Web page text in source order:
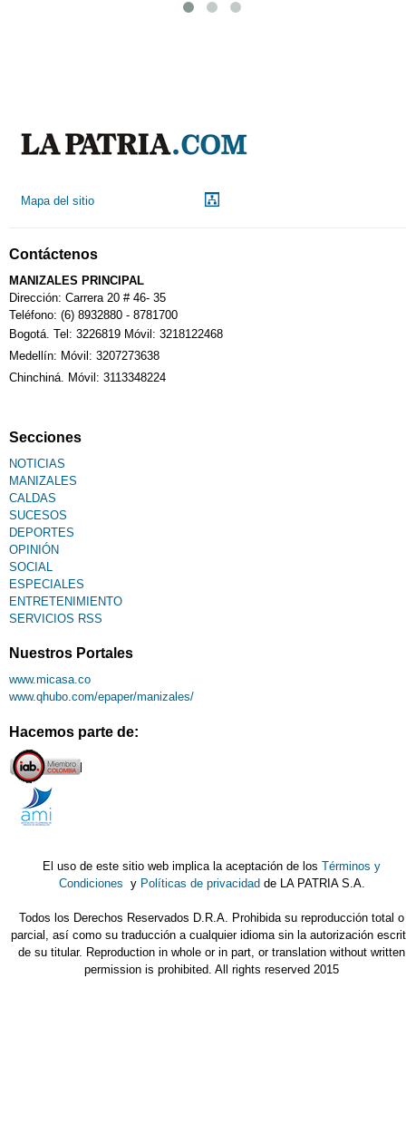
Mapa del sitio
Contáctenos
MANIZALES PRINCIPAL
Dirección: Carrera 20 # 46- 35
Teléfono: (6) 8932880 - 8781700
Bogotá. Tel: 3226819 Móvil: 3218122468
Medellín: Móvil: 3207273638
Chinchiná. Móvil: 3113348224
Secciones
NOTICIAS
MANIZALES
CALDAS
SUCESOS
DEPORTES
OPINIÓN
SOCIAL
ESPECIALES
ENTRETENIMIENTO
SERVICIOS RSS
Nuestros Portales
www.micasa.co
www.qhubo.com/epaper/manizales/
Hacemos parte de:
El uso de este sitio web implica la aceptación de losTérminos y
Condiciones y Políticas de privacidad de LA PATRIA S.A.
Todos los Derechos Reservados D.R.A. Prohibida su reproducción total o
parcial, así como su traducción a cualquier idioma sin la autorización
de su titular. Reproduction in whole or in part, or translation without written
permission is prohibited. All rights reserved 2015